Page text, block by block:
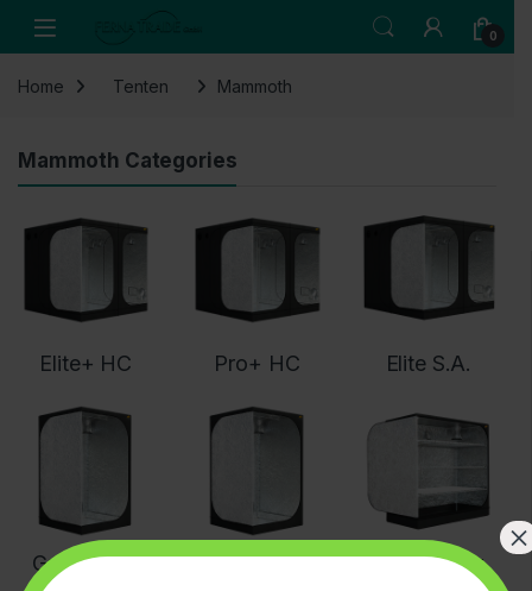
Open 0
Home Tenten Mammoth
Mammoth Categories
Elite+ HC Pro+ HC Elite S.A.
Gavita Elite
Gavita Elite Propagator
×